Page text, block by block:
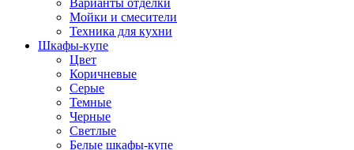
Варианты отделки
Мойки и смесители
Техника для кухни
Шкафы-купе
Цвет
Коричневые
Серые
Темные
Черные
Светлые
Белые шкафы-купе